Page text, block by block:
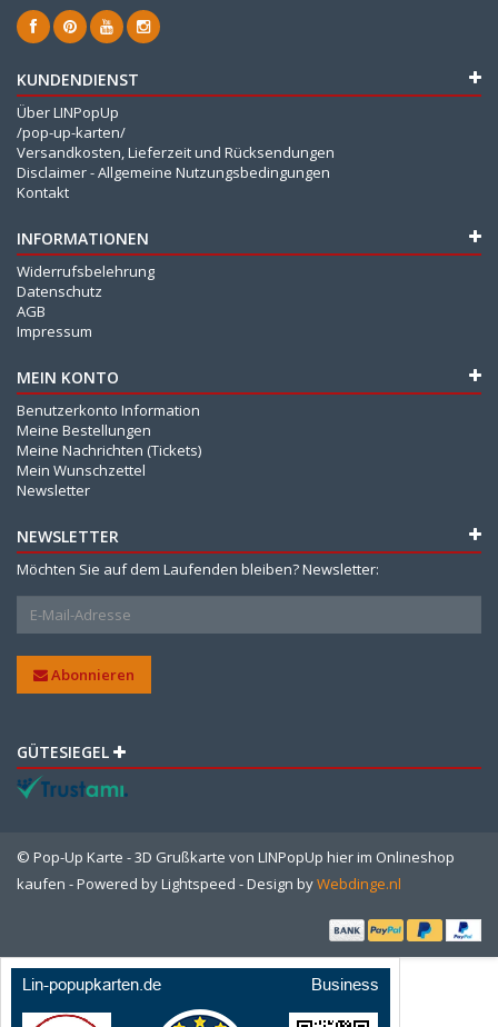
KUNDENDIENST
Über LINPopUp
/pop-up-karten/
Versandkosten, Lieferzeit und Rücksendungen
Disclaimer - Allgemeine Nutzungsbedingungen
Kontakt
INFORMATIONEN
Widerrufsbelehrung
Datenschutz
AGB
Impressum
MEIN KONTO
Benutzerkonto Information
Meine Bestellungen
Meine Nachrichten (Tickets)
Mein Wunschzettel
Newsletter
NEWSLETTER
Möchten Sie auf dem Laufenden bleiben? Newsletter:
Abonnieren
GÜTESIEGEL
© Pop-Up Karte - 3D Grußkarte von LINPopUp hier im Onlineshop
kaufen - Powered byLightspeed - Design byWebdinge.nl